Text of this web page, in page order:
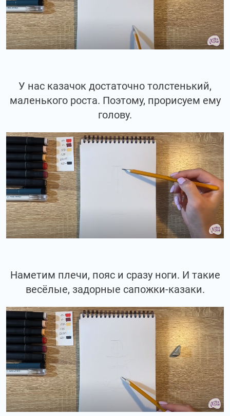
У нас казачок достаточно толстенький,
маленького роста. Поэтому, прорисуем ему
голову.
Наметим плечи, пояс и сразу ноги. И такие
весёлые, задорные сапожки-казаки.